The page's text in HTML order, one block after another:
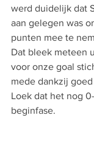
werd duidelijk dat
aan gelegen was
punten mee te
Dat bleek meteen
voor onze goal
mede dankzij
Loek dat het nog
beginfase.